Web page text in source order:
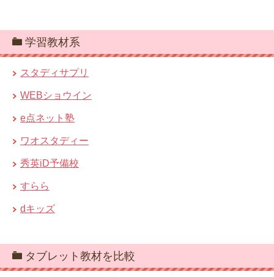
学習教材系
スタディサプリ
WEBショウイン
e点ネット塾
ワオスタディー
秀英iD予備校
すらら
dキッズ
タブレット教材を比較